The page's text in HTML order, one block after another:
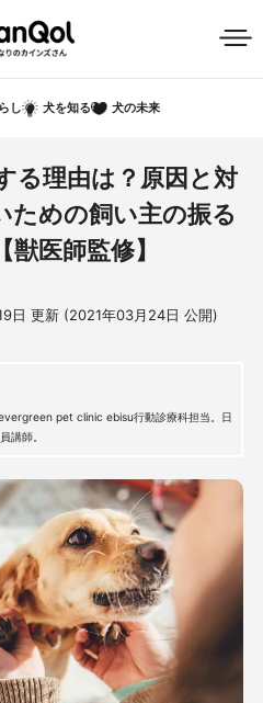
し 犬を知る 犬の未来
る理由は？原因と対
ための飼い主の振る
医師監修】
日 更新 (2021年03月24日 公開)
pet clinic ebisu行動診療科担当。日
講師。